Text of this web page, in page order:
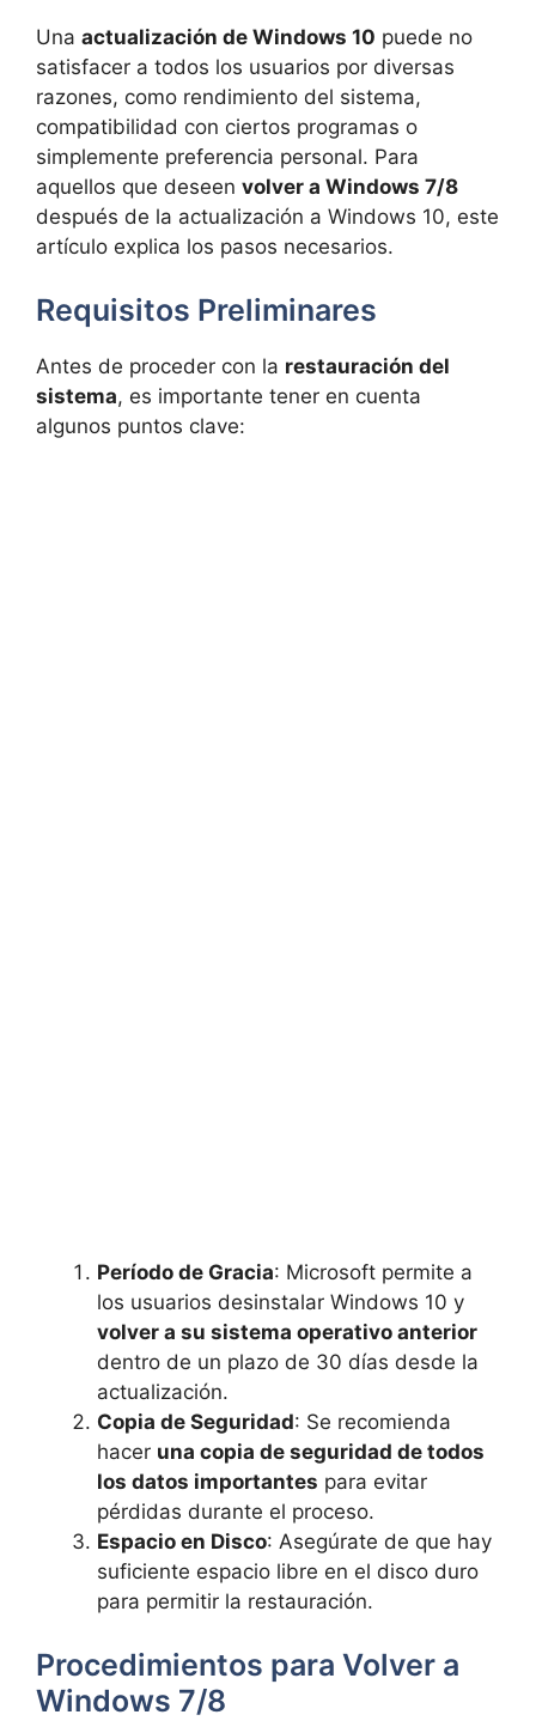
Una actualización de Windows 10 puede no
satisfacer a todos los usuarios por diversas
razones, como rendimiento del sistema,
compatibilidad con ciertos programas o
simplemente preferencia personal. Para
aquellos que deseen volver a Windows 7/8
después de la actualización a Windows 10, este
artículo explica los pasos necesarios.
Requisitos Preliminares
Antes de proceder con la restauración del
sistema, es importante tener en cuenta
algunos puntos clave:
Período de Gracia: Microsoft permite a
los usuarios desinstalar Windows 10 y
volver a su sistema operativo anterior
dentro de un plazo de 30 días desde la
actualización.
Copia de Seguridad: Se recomienda
hacer una copia de seguridad de todos
los datos importantes para evitar
pérdidas durante el proceso.
Espacio en Disco: Asegúrate de que hay
suficiente espacio libre en el disco duro
para permitir la restauración.
Procedimientos para Volver a
Windows 7/8